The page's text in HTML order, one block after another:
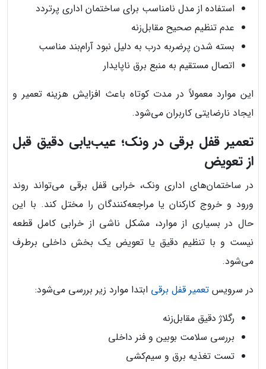
استفاده از مدل نامناسب برای ساختمان اداری پرتردد
عدم تنظیم صحیح مقابل‌زنه
بسته شدن پرضربه درب به دلیل نبود آرام‌بند مناسب
اتصال مستقیم به منبع برق ناپایدار
این موارد معمولاً در مدت کوتاه باعث افزایش هزینه تعمیر و
ایجاد نارضایتی کاربران می‌شود.
تعمیر قفل برقی در ونک؛ عیب‌یابی دقیق قبل
از تعویض
در ساختمان‌های اداری ونک، خرابی قفل برقی می‌تواند روند
ورود و خروج کارکنان یا مراجعه‌کنندگان را مختل کند. با این
حال در بسیاری از موارد، مشکل ناشی از خرابی کامل قطعه
نیست و با تنظیم دقیق یا تعویض یک بخش داخلی برطرف
می‌شود.
در سرویس تعمیر قفل برقی ابتدا موارد زیر بررسی می‌شود:
رگلاژ دقیق مقابل‌زنه
بررسی سلامت بوبین و فنر داخلی
تست تغذیه برق و سیم‌کشی